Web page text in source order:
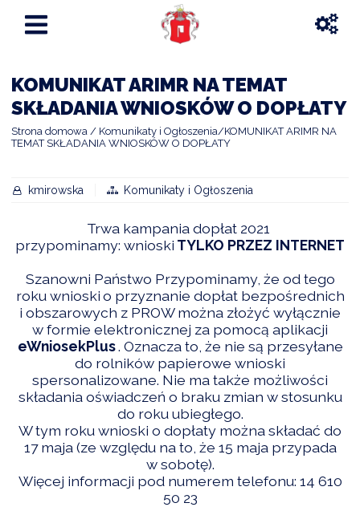
KOMUNIKAT ARIMR NA TEMAT
SKŁADANIA WNIOSKÓW O DOPŁATY
Strona domowa Komunikaty i Ogłoszenia
KOMUNIKAT ARIMR NA
TEMAT SKŁADANIA WNIOSKÓW O DOPŁATY
kmirowska Komunikaty i Ogłoszenia
Trwa kampania dopłat 2021
przypominamy: wnioski TYLKO PRZEZ INTERNET
Szanowni Państwo Przypominamy, że od tego
roku wnioski o przyznanie dopłat bezpośrednich
i obszarowych z PROW można złożyć wyłącznie
w formie elektronicznej za pomocą aplikacji
eWniosekPlus. Oznacza to, że nie są przesyłane
do rolników papierowe wnioski
spersonalizowane. Nie ma także możliwości
składania oświadczeń o braku zmian w stosunku
do roku ubiegłego.
W tym roku wnioski o dopłaty można składać do
17 maja (ze względu na to, że 15 maja przypada
w sobotę).
Więcej informacji pod numerem telefonu: 14 610
50 23